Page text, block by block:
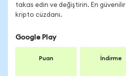
takas edin ve değiştirin. En güvenilir
kripto cüzdanı.
Google Play
Puan İndirme